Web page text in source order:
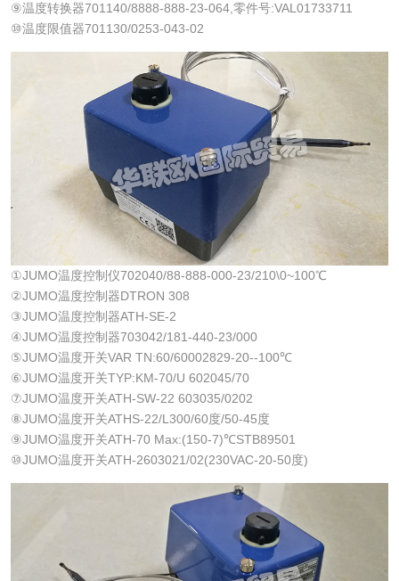
⑨温度转换器701140/8888-888-23-064,零件号:VAL01733711
⑩温度限值器701130/0253-043-02
①JUMO温度控制仪702040/88-888-000-23/210\0~100℃
②JUMO温度控制器DTRON 308
③JUMO温度控制器ATH-SE-2
④JUMO温度控制器703042/181-440-23/000
⑤JUMO温度开关VAR TN:60/60002829-20--100℃
⑥JUMO温度开关TYP:KM-70/U 602045/70
⑦JUMO温度开关ATH-SW-22 603035/0202
⑧JUMO温度开关ATHS-22/L300/60度/50-45度
⑨JUMO温度开关ATH-70 Max:(150-7)℃STB89501
⑩JUMO温度开关ATH-2603021/02(230VAC-20-50度)